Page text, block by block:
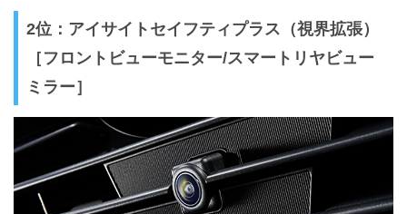
2位：アイサイトセイフティプラス（視界拡張）
［フロントビューモニター/スマートリヤビュー
ミラー］